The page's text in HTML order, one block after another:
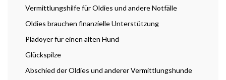
Vermittlungshilfe für Oldies und andere Notfälle
Oldies brauchen finanzielle Unterstützung
Plädoyer für einen alten Hund
Glückspilze
Abschied der Oldies und anderer Vermittlungshunde